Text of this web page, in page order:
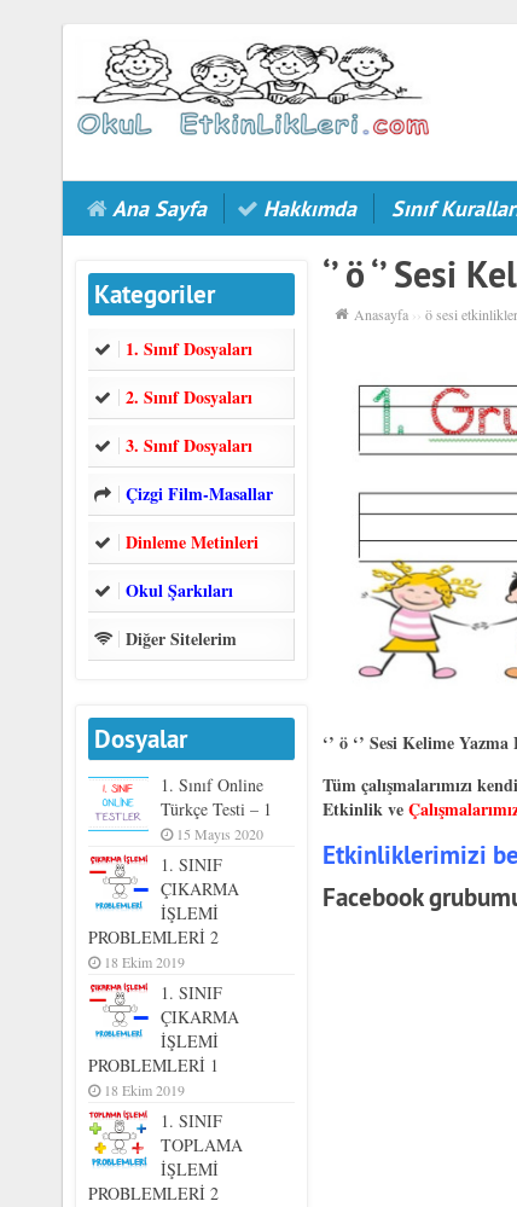
Ana Sayfa Hakkımda Sınıf
‘’ ö ‘’ Sesi
Anasayfa ››ö sesi
‘’ ö ‘’ Sesi Kelime
Tüm çalışmalarımızı
Etkinlik ve
Etkinliklerimizi
Facebook
Kategoriler
1. Sınıf Dosyaları
2. Sınıf Dosyaları
3. Sınıf Dosyaları
Çizgi Film-Masallar
Dinleme Metinleri
Okul Şarkıları
Diğer Sitelerim
Dosyalar
1. Sınıf Online
Türkçe Testi – 1
15 Mayıs 2020
1. SINIF
ÇIKARMA
İŞLEMİ
PROBLEMLERİ 2
18 Ekim 2019
1. SINIF
ÇIKARMA
İŞLEMİ
PROBLEMLERİ 1
18 Ekim 2019
1. SINIF
TOPLAMA
İŞLEMİ
PROBLEMLERİ 2